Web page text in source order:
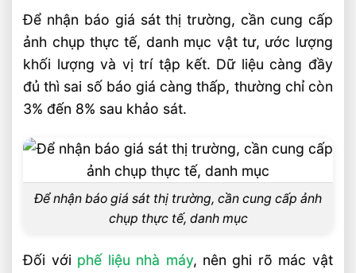
Để nhận báo giá sát thị trường, cần cung cấp
ảnh chụp thực tế, danh mục vật tư, ước lượng
khối lượng và vị trí tập kết. Dữ liệu càng đầy
đủ thì sai số báo giá càng thấp, thường chỉ còn
3% đến 8% sau khảo sát.
Để nhận báo giá sát thị trường, cần cung cấp ảnh
chụp thực tế, danh mục
Đối với phế liệu nhà máy, nên ghi rõ mác vật